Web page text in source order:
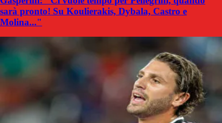
sarà pronto! Su Koulierakis, Dybala, Castro e
Molina..."